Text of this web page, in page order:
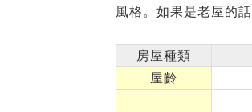
風格。如果是老屋的
房屋種類
屋齡